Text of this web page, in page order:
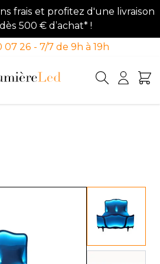
frais et profitez d'une livraison
500 € d’achat* !
26 - 7/7 de 9h à 19h